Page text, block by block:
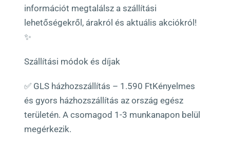
információt megtalálsz a szállítási
lehetőségekről, árakról és aktuális akciókról!
✨
Szállítási módok és díjak
✅ GLS házhozszállítás – 1.590 FtKényelmes
és gyors házhozszállítás az ország egész
területén. A csomagod 1-3 munkanapon belül
megérkezik.